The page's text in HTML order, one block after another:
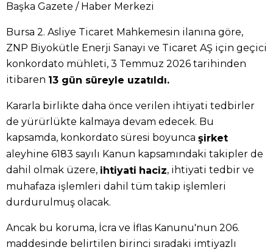
Başka Gazete / Haber Merkezi
Bursa 2. Asliye Ticaret Mahkemesin ilanına göre,
ZNP Biyokütle Enerji Sanayi ve Ticaret AŞ için geçici
konkordato mühleti, 3 Temmuz 2026 tarihinden
itibaren 13 gün süreyle uzatıldı.
Kararla birlikte daha önce verilen ihtiyati tedbirler
de yürürlükte kalmaya devam edecek. Bu
kapsamda, konkordato süresi boyunca şirket
aleyhine 6183 sayılı Kanun kapsamındaki takipler de
dahil olmak üzere, ihtiyati haciz, ihtiyati tedbir ve
muhafaza işlemleri dahil tüm takip işlemleri
durdurulmuş olacak.
Ancak bu koruma, İcra ve İflas Kanunu'nun 206.
maddesinde belirtilen birinci sıradaki imtiyazlı